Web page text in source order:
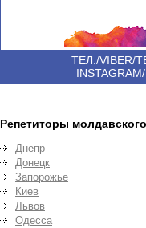
ТЕЛ./VIBER/
Репетиторы
Днепр
Донецк
Запорожье
Киев
Львов
Одесса